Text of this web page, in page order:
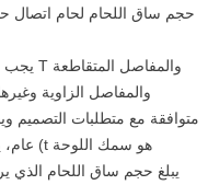
حجم ساق اللحام لحام اتصال
والمفاصل الزاوية
متوافقة مع متطلبات